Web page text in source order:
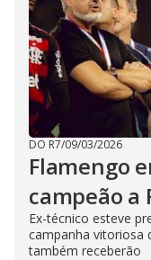
DO R7/09/03/2026
Flamengo
campeão a
Ex-técnico esteve
campanha vitoriosa
também receberão